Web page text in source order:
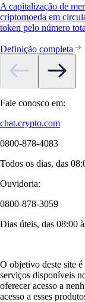
A capitalização de
criptomoeda em
token pelo número
Definição completa
Fale conosco em:
chat.crypto.com
0800-878-4083
Todos os dias, das
Ouvidoria:
0800-878-3059
Dias úteis, das 08:00
O objetivo deste site
serviços disponíveis
oferecer acesso a
acesso a esses